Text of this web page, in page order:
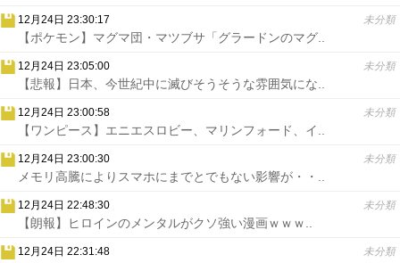
12月24日 23:30:17 未分類
【ポケモン】マグマ団・マツブサ「グラードンのマグ..
12月24日 23:05:00 未分類
【悲報】日本、今世紀中に滅びそうそうな雰囲気にな..
12月24日 23:00:58 未分類
【ワンピース】エニエスロビー、マリンフォード、イ..
12月24日 23:00:30 未分類
メモリ高騰によりスマホにまでとでもない影響が・・..
12月24日 22:48:30 未分類
【朗報】ヒロインのメンタルがクソ強い漫画ｗｗｗ..
12月24日 22:31:48 未分類